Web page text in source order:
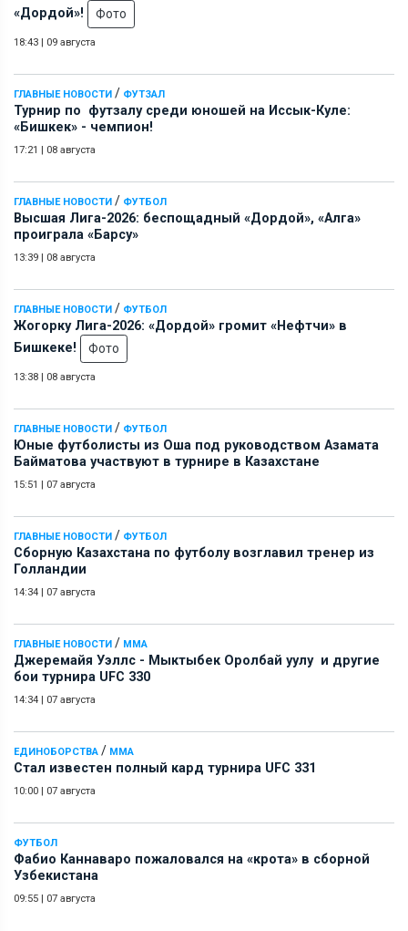
«Дордой»!
Фото
18:43 | 09 августа
ГЛАВНЫЕ НОВОСТИ / ФУТЗАЛ
Турнир по футзалу среди юношей на Иссык-Куле:
«Бишкек» - чемпион!
17:21 | 08 августа
ГЛАВНЫЕ НОВОСТИ / ФУТБОЛ
Высшая Лига-2026: беспощадный «Дордой», «Алга»
проиграла «Барсу»
13:39 | 08 августа
ГЛАВНЫЕ НОВОСТИ / ФУТБОЛ
Жогорку Лига-2026: «Дордой» громит «Нефтчи» в
Бишкеке!
Фото
13:38 | 08 августа
ГЛАВНЫЕ НОВОСТИ / ФУТБОЛ
Юные футболисты из Оша под руководством Азамата
Байматова участвуют в турнире в Казахстане
15:51 | 07 августа
ГЛАВНЫЕ НОВОСТИ / ФУТБОЛ
Сборную Казахстана по футболу возглавил тренер из
Голландии
14:34 | 07 августа
ГЛАВНЫЕ НОВОСТИ / ММА
Джеремайя Уэллс - Мыктыбек Оролбай уулу и другие
бои турнира UFC 330
14:34 | 07 августа
ЕДИНОБОРСТВА / ММА
Стал известен полный кард турнира UFC 331
10:00 | 07 августа
ФУТБОЛ
Фабио Каннаваро пожаловался на «крота» в сборной
Узбекистана
09:55 | 07 августа